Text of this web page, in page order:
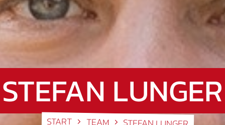
STEFAN LUNGER
START TEAM